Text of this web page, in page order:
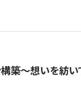
構築〜想いを紡